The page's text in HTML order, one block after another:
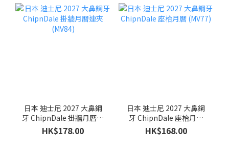
日本 迪士尼 2027 大鼻鋼
牙 ChipnDale 掛牆月曆連
夾 (MV84)
HK$178.00
日本 迪士尼 2027 大鼻鋼
牙 ChipnDale 座枱月曆
(MV77)
HK$168.00